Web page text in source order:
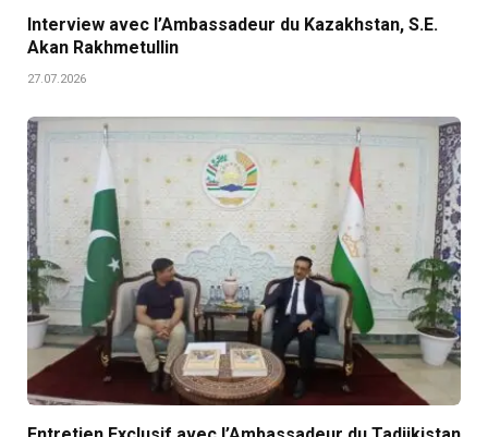
Interview avec l’Ambassadeur du Kazakhstan, S.E.
Akan Rakhmetullin
27.07.2026